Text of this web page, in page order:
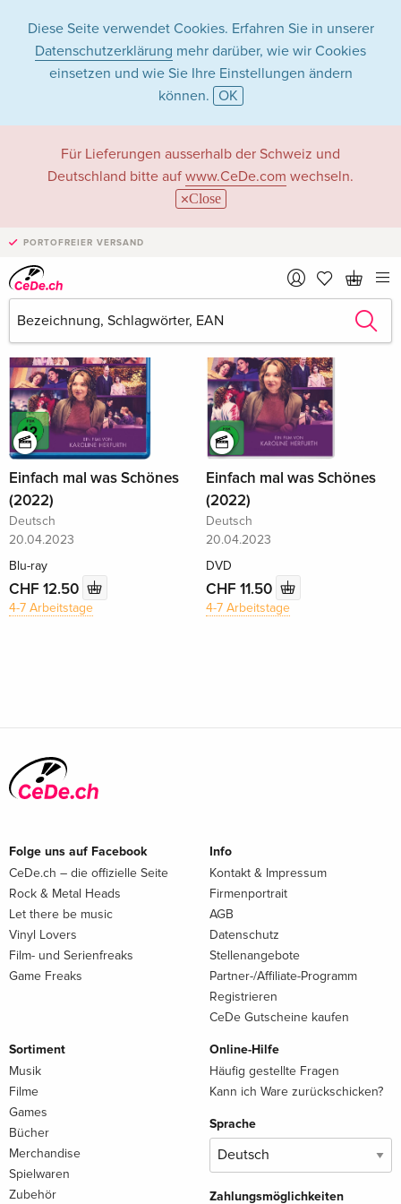
Diese Seite verwendet Cookies. Erfahren Sie in unserer
Datenschutzerklärung mehr darüber, wie wir Cookies
einsetzen und wie Sie Ihre Einstellungen ändern
können. OK
Für Lieferungen ausserhalb der Schweiz und
Deutschland bitte auf www.CeDe.com wechseln.
Close
PORTOFREIER VERSAND
Aaron Altaras
Aaron Altaras als Schauspieler/in
Alle 14 Treffer anzeigen
Einfach mal was Schönes
(2022)
Deutsch
20.04.2023
Blu-ray
CHF 12.50
4-7 Arbeitstage
Einfach mal was Schönes
(2022)
Deutsch
20.04.2023
DVD
CHF 11.50
4-7 Arbeitstage
Folge uns auf Facebook
CeDe.ch – die offizielle Seite
Rock & Metal Heads
Let there be music
Vinyl Lovers
Film- und Serienfreaks
Game Freaks
Info
Kontakt & Impressum
Firmenportrait
AGB
Datenschutz
Stellenangebote
Partner-/Affiliate-Programm
Registrieren
CeDe Gutscheine kaufen
Sortiment
Musik
Filme
Games
Bücher
Merchandise
Spielwaren
Zubehör
Online-Hilfe
Häufig gestellte Fragen
Kann ich Ware zurückschicken?
Sprache
Zahlungsmöglichkeiten